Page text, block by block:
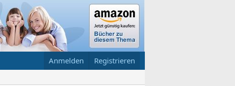
Anmelden Registrieren